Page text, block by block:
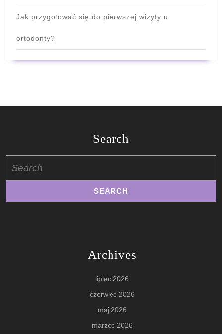
Jak przygotować się do pierwszej wizyty u
ortodonty?
Search
for:
Archives
lipiec 2026
czerwiec 2026
maj 2026
marzec 2026